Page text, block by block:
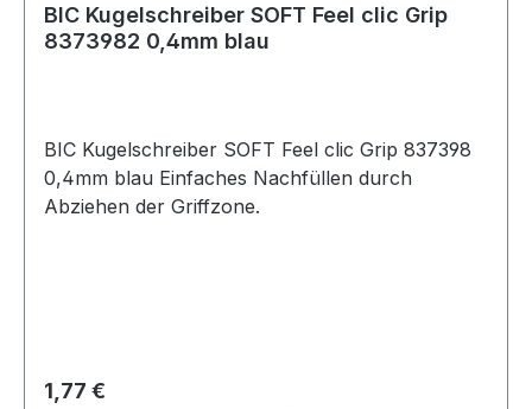
BIC Kugelschreiber SOFT Feel clic Grip
8373982 0,4mm blau
BIC Kugelschreiber SOFT Feel clic Grip 837398
0,4mm blau Einfaches Nachfüllen durch
Abziehen der Griffzone.
Regulärer Preis:
1,77 €